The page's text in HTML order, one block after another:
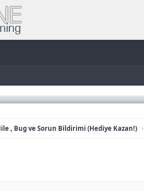
, Bug ve Sorun Bildirimi (Hediye Kazan!)